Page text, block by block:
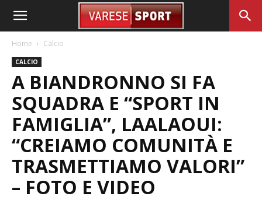
Home Calcio
CALCIO
A BIANDRONNO SI FA
SQUADRA E “SPORT IN
FAMIGLIA”, LAALAOUI:
“CREIAMO COMUNITÀ E
TRASMETTIAMO VALORI”
– FOTO E VIDEO